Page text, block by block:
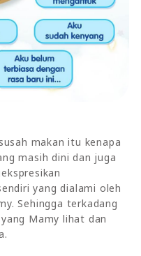
makan itu kenapa
masih dini dan juga
yang dialami oleh
Sehingga terkadang
Mamy lihat dan